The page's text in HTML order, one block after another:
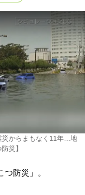
からまもなく11年…地
災】
防災」。